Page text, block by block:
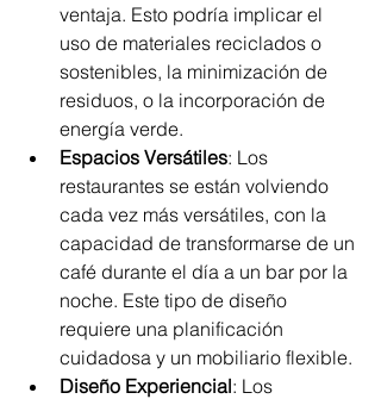
ventaja. Esto podría implicar el
uso de materiales reciclados o
sostenibles, la minimización de
residuos, o la incorporación de
energía verde.
Espacios Versátiles: Los
restaurantes se están volviendo
cada vez más versátiles, con la
capacidad de transformarse de un
café durante el día a un bar por la
noche. Este tipo de diseño
requiere una planificación
cuidadosa y un mobiliario flexible.
Diseño Experiencial: Los